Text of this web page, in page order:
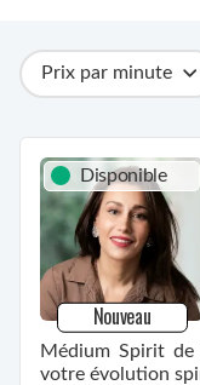
Prix par minute
Disponible
Nouveau
Médium Spirit de naissance
votre évolution